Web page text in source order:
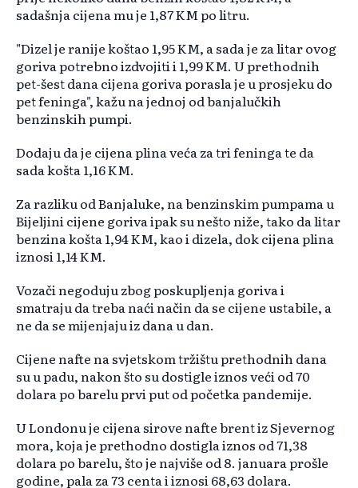
sadašnja cijena mu je 1,87 KM po litru.
"Dizel je ranije koštao 1,95 KM, a sada je za litar ovog
goriva potrebno izdvojiti i 1,99 KM. U prethodnih
pet-šest dana cijena goriva porasla je u prosjeku do
pet feninga", kažu na jednoj od banjalučkih
benzinskih pumpi.
Dodaju da je cijena plina veća za tri feninga te da
sada košta 1,16 KM.
Za razliku od Banjaluke, na benzinskim pumpama u
Bijeljini cijene goriva ipak su nešto niže, tako da litar
benzina košta 1,94 KM, kao i dizela, dok cijena plina
iznosi 1,14 KM.
Vozači negoduju zbog poskupljenja goriva i
smatraju da treba naći način da se cijene ustabile, a
ne da se mijenjaju iz dana u dan.
Cijene nafte na svjetskom tržištu prethodnih dana
su u padu, nakon što su dostigle iznos veći od 70
dolara po barelu prvi put od početka pandemije.
U Londonu je cijena sirove nafte brent iz Sjevernog
mora, koja je prethodno dostigla iznos od 71,38
dolara po barelu, što je najviše od 8. januara prošle
godine, pala za 73 centa i iznosi 68,63 dolara.